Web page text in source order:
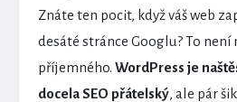
Znáte ten pocit, když váš web
desáté stránce Googlu? To není
příjemného.WordPress je
docela SEO přátelský, ale pár